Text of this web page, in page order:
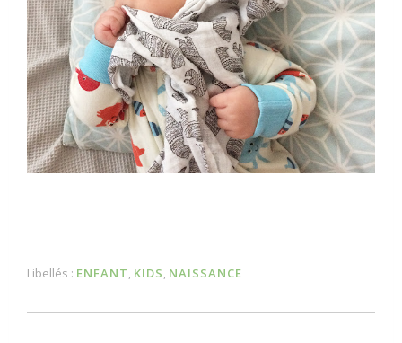
Libellés : ENFANT, KIDS, NAISSANCE